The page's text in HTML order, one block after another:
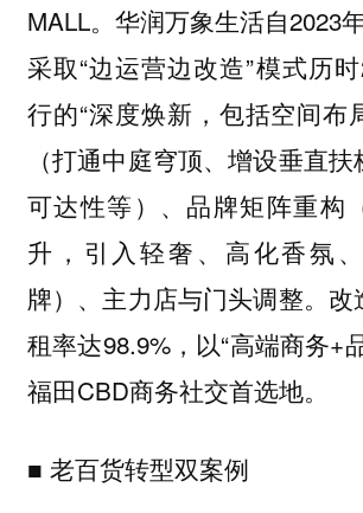
MALL。华润万象生活自2023
采取“边运营边改造”模式历
行的“深度焕新，包括空间布
（打通中庭穹顶、增设垂直
可达性等）、品牌矩阵重构
升，引入轻奢、高化香氛
牌）、主力店与门头调整。改
租率达98.9%，以“高端商务+
福田CBD商务社交首选地。
■ 老百货转型双案例